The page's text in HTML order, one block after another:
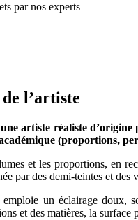
par nos experts
l’artiste
artiste réaliste
(proportions,
et les proportions, en
par des demi-teintes et
un éclairage doux,
et des matières, la